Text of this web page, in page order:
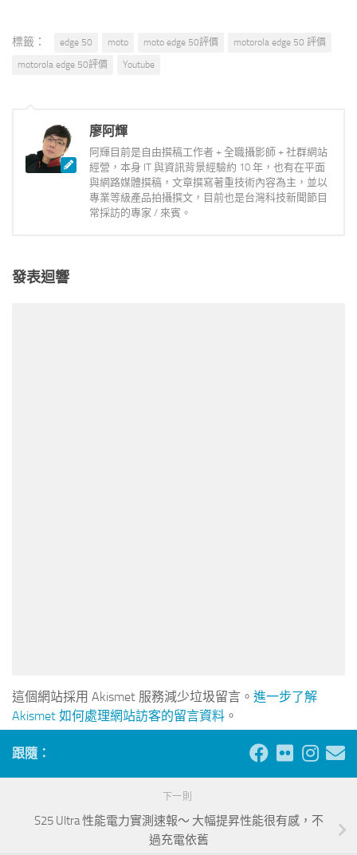
標籤： edge 50 moto moto edge 50評價
motorola edge 50 評價
motorola edge 50評價
Youtube
廖阿輝
阿輝目前是自由撰稿工作者 + 全職攝影師 + 社群網站
經營，本身 IT 與資訊背景經驗約 10 年，也有在平面
與網路媒體撰稿，文章撰寫著重技術內容為主，並以
專業等級產品拍攝撰文，目前也是台灣科技新聞節目
常採訪的專家 / 來賓。
發表迴響
這個網站採用 Akismet 服務減少垃圾留言。 進一步了解
Akismet 如何處理網站訪客的留言資料 。
跟隨：
下一則
S25 Ultra 性能電力實測速報～ 大幅提昇性能很有感，不
過充電依舊